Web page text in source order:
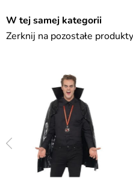
W tej samej kategorii
Zerknij na pozostałe